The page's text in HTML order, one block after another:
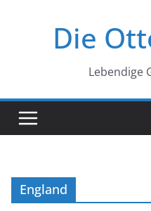
Die
Lebendige
England